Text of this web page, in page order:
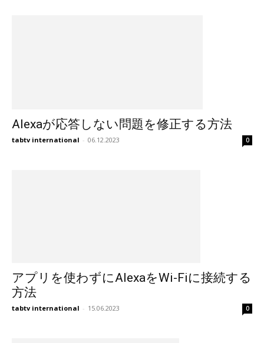
Alexaが応答しない問題を修正する方法
tabtv international - 06.12.2023 0
アプリを使わずにAlexaをWi-Fiに接続する
方法
tabtv international - 15.06.2023 0